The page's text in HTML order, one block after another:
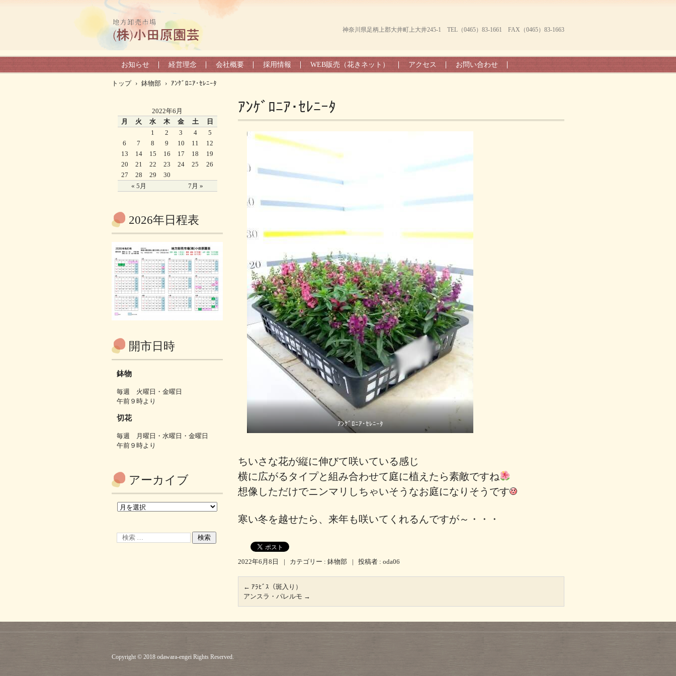
神奈川県足柄上郡大井町上大井245-1 TEL（0465）83-1661 FAX（0465）83-1663
お知らせ 経営理念 会社概要 採用情報 WEB販売（花きネット） アクセス お問い合わせ
トップ › 鉢物部 › ｱﾝｹﾞﾛﾆｱ･ｾﾚﾆｰﾀ
ｱﾝｹﾞﾛﾆｱ･ｾﾚﾆｰﾀ
ｱﾝｹﾞﾛﾆｱ･ｾﾚﾆｰﾀ
ちいさな花が縦に伸びて咲いている感じ
横に広がるタイプと組み合わせて庭に植えたら素敵ですね
想像しただけでニンマリしちゃいそうなお庭になりそうです
寒い冬を越せたら、来年も咲いてくれるんですが～・・・
2022年6月8日 | カテゴリー : 鉢物部 | 投稿者 : oda06
← ｱﾗﾋﾞｽ（斑入り）
アンスラ・パレルモ →
2022年6月
月
火 水 木 金 土 日
« 5月 7月 »
1 2 3 4
5
6
7 8 9 10 11
12
13
14 15 16 17 18
19
20
21 22 23 24 25
26
27
28 29 30
2026年日程表
開市日時
鉢物
毎週 火曜日・金曜日
午前９時より
切花
毎週 月曜日・水曜日・金曜日
午前９時より
アーカイブ
Copyright © 2018 odawara-engei Rights Reserved.